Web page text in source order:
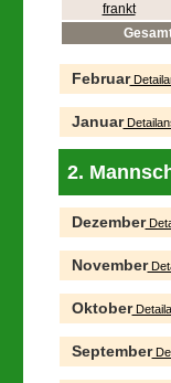
frankt
Februar
Januar
2.
Dezember
November
Oktober
September